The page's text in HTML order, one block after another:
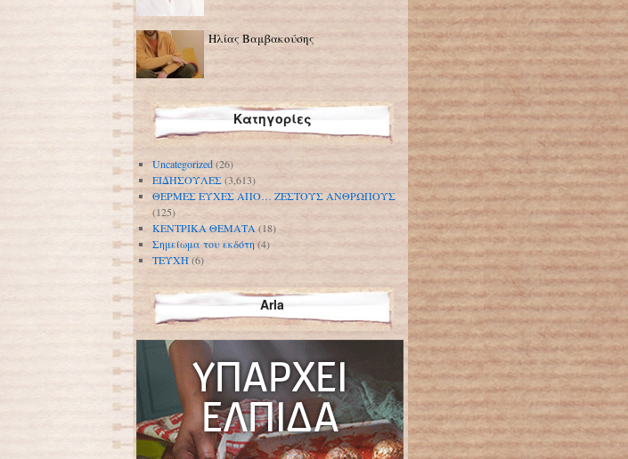
Ηλίας Βαμβακούσης
Κατηγορίες
Uncategorized(26)
ΕΙΔΗΣΟΥΛΕΣ(3,613)
ΘΕΡΜΕΣ ΕΥΧΕΣ ΑΠΟ… ΖΕΣΤΟΥΣ ΑΝΘΡΩΠΟΥΣ
(125)
ΚΕΝΤΡΙΚΑ ΘΕΜΑΤΑ (18)
Σημείωμα του εκδότη (4)
ΤΕΥΧΗ(6)
Arla